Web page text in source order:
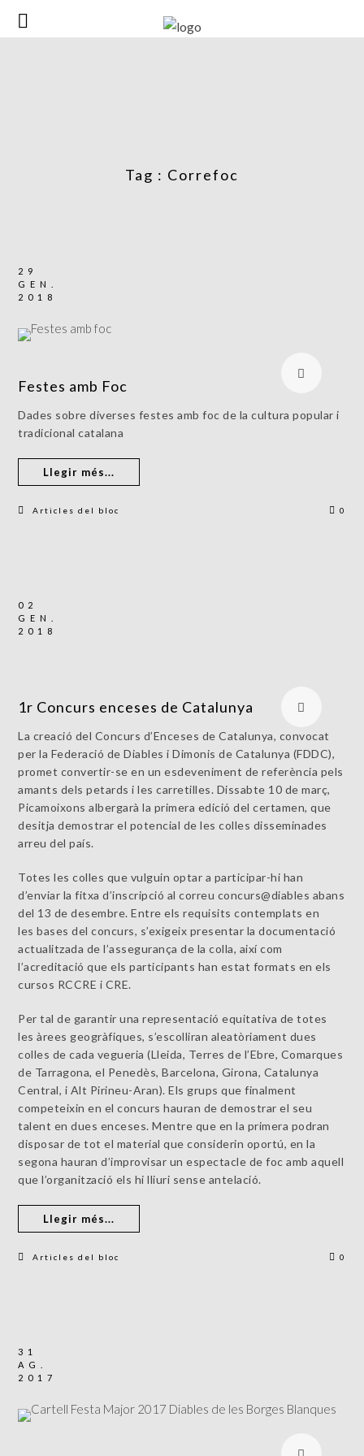
Tag : Correfoc
29
GEN.
2018
Festes amb Foc
Dades sobre diverses festes amb foc de la cultura popular i
tradicional catalana
Llegir més...
Articles del bloc 0
02
GEN.
2018
1r Concurs enceses de Catalunya
La creació del Concurs d’Enceses de Catalunya, convocat
per la Federació de Diables i Dimonis de Catalunya (FDDC),
promet convertir-se en un esdeveniment de referència pels
amants dels petards i les carretilles. Dissabte 10 de març,
Picamoixons albergarà la primera edició del certamen, que
desitja demostrar el potencial de les colles disseminades
arreu del país.
Totes les colles que vulguin optar a participar-hi han
d’enviar la fitxa d’inscripció al correu concurs@diables abans
del 13 de desembre. Entre els requisits contemplats en
les bases del concurs, s’exigeix presentar la documentació
actualitzada de l’assegurança de la colla, així com
l’acreditació que els participants han estat formats en els
cursos RCCRE i CRE.
Per tal de garantir una representació equitativa de totes
les àrees geogràfiques, s’escolliran aleatòriament dues
colles de cada vegueria (Lleida, Terres de l’Ebre, Comarques
de Tarragona, el Penedès, Barcelona, Girona, Catalunya
Central, i Alt Pirineu-Aran). Els grups que finalment
competeixin en el concurs hauran de demostrar el seu
talent en dues enceses. Mentre que en la primera podran
disposar de tot el material que considerin oportú, en la
segona hauran d’improvisar un espectacle de foc amb aquell
que l’organització els hi lliuri sense antelació.
Llegir més...
Articles del bloc 0
31
AG.
2017